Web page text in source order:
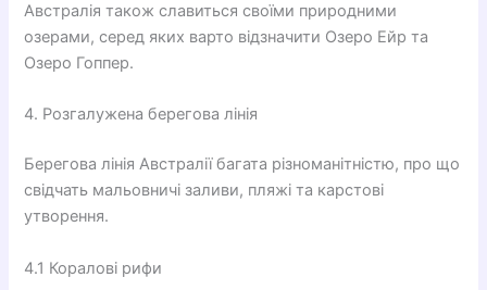
Австралія також славиться своїми природними
озерами, серед яких варто відзначити Озеро Ейр та
Озеро Гоппер.
4. Розгалужена берегова лінія
Берегова лінія Австралії багата різноманітністю, про що
свідчать мальовничі заливи, пляжі та карстові
утворення.
4.1 Коралові рифи